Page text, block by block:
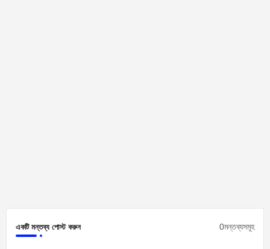
একটি মন্তব্য পোস্ট করুন 0মন্তব্যসমূহ